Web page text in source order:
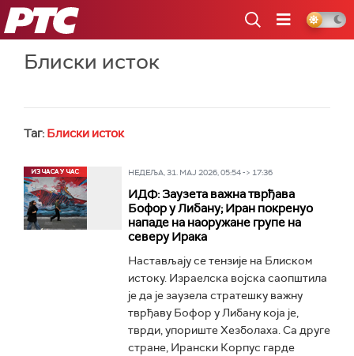
РТС
Блиски исток
Таг: Блиски исток
НЕДЕЉА, 31. МАЈ 2026, 05:54 -> 17:36
ИДФ: Заузета важна тврђава
Бофор у Либану; Иран покренуо
нападе на наоружане групе на
северу Ирака
Настављају се тензије на Блиском
истоку. Израелска војска саопштила
је да је заузела стратешку важну
тврђаву Бофор у Либану која је,
тврди, упориште Хезболаха. Са друге
стране, Ирански Корпус гарде